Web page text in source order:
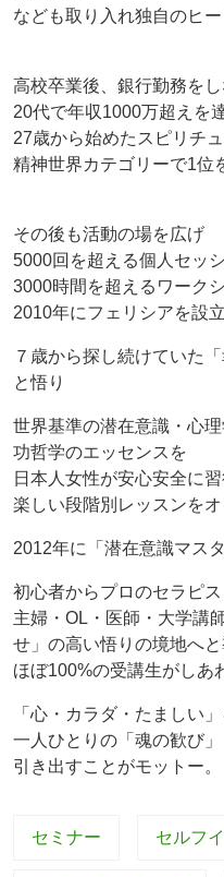
なども取り入れ独自のヒー
高校卒業後、銀行勤務をし
20代で年収1000万超えを
27歳から始めたスピリチ
精神世界カテゴリーで1位
その後も活動の場を広げ
5000回を超える個人セッ
3000時間を超えるワーク
2010年にフェリシアを設立
７歳から探し続けていた
と悟り
世界基準の潜在意識・心
功哲学のエッセンスを
日本人女性が安心安全に
楽しい段階別レッスンをオ
2012年に「潜在意識マス
初心者からプロのセラピ
主婦・OL・医師・大学講
せ」の高い悟りの境地へと
ほぼ100%の受講生がしあ
「心・カラダ・たましい
一人ひとりの「魂の歓び」
引き出すことがモットー。
セミナー セルフ